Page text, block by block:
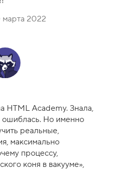
2022
HTML Academy. Знала,
ошиблась. Но именно
реальные,
максимально
процессу,
коня в вакууме»,